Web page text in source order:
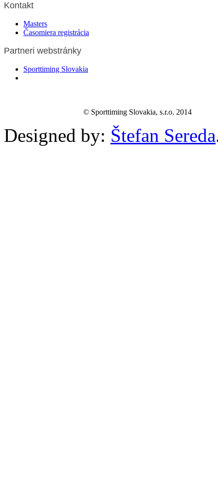
Kontakt
Masters
Časomiera registrácia
Partneri webstránky
Sporttiming Slovakia
© Sporttiming Slovakia, s.r.o. 2014
Designed by: Štefan Sereda